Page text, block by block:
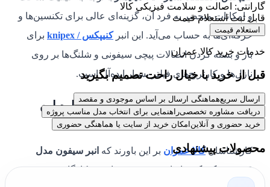
و امکانات منحصر به فرد آن، گزینه‌ای عالی برای تکنسین‌ها و
حرفه‌ای‌ها به حساب می‌آید. این انبرکنیپکس / knipex
برای
باز و بسته کردن اتصالات پیچی سیفونی و شلنگ‌ها بر روی
نازل‌ها و کارتریج‌های فیلتر بسیار ایده‌آل است.
جمع‌بندی کارشناسان کالا عمران درباره این
محصول:
کارشناسانکالا عمران بر این باورند که انبر سیفون مدل
8111250 کنیپکس
ابزاری ضروری برای هر کارگاه و
گارانتی: اصالت و سلامت فیزیکی کالا
قابل ثبت استعلام قیمت
استعلام قیمت
خدمات خرید کالا عمران
قبل از خرید با خیال راحت تصمیم بگیرید
ارسال سریعهماهنگی ارسال بر اساس موجودی و مقصد
دریافت مشاوره تخصصیراهنمایی برای انتخاب مدل مناسب پروژه
خرید حضوری و آنلاین امکان خرید از سایت یا هماهنگی حضوری
محصولات پیشنهادی